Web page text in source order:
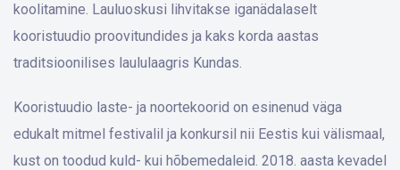
koolitamine. Lauluoskusi lihvitakse iganädalaselt
kooristuudio proovitundides ja kaks korda aastas
traditsioonilises laululaagris Kundas.
Kooristuudio laste- ja noortekoorid on esinenud väga
edukalt mitmel festivalil ja konkursil nii Eestis kui välismaal,
kust on toodud kuld- kui hõbemedaleid. 2018. aasta kevadel